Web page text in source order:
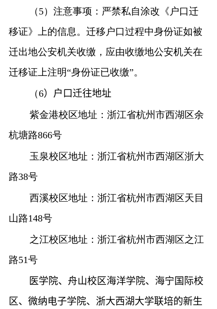
（5）注意事项：严禁私自涂改《户口迁
移证》上的信息。迁移户口过程中身份证如被
迁出地公安机关收缴，应由收缴地公安机关在
迁移证上注明“身份证已收缴”。
（6） 户口迁往地址
紫金港校区地址：浙江省杭州市西湖区余
杭塘路866号
玉泉校区地址：浙江省杭州市西湖区浙大
路38号
西溪校区地址：浙江省杭州市西湖区天目
山路148号
之江校区地址：浙江省杭州市西湖区之江
路51号
医学院、舟山校区海洋学院、海宁国际校
区、微纳电子学院、浙大西湖大学联培的新生